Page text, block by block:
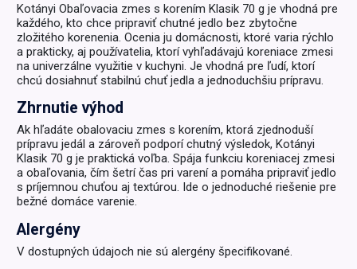
Kotányi Obaľovacia zmes s korením Klasik 70 g je vhodná pre
každého, kto chce pripraviť chutné jedlo bez zbytočne
zložitého korenenia. Ocenia ju domácnosti, ktoré varia rýchlo
a prakticky, aj používatelia, ktorí vyhľadávajú koreniace zmesi
na univerzálne využitie v kuchyni. Je vhodná pre ľudí, ktorí
chcú dosiahnuť stabilnú chuť jedla a jednoduchšiu prípravu.
Zhrnutie výhod
Ak hľadáte obalovaciu zmes s korením, ktorá zjednoduší
prípravu jedál a zároveň podporí chutný výsledok, Kotányi
Klasik 70 g je praktická voľba. Spája funkciu koreniacej zmesi
a obaľovania, čím šetrí čas pri varení a pomáha pripraviť jedlo
s príjemnou chuťou aj textúrou. Ide o jednoduché riešenie pre
bežné domáce varenie.
Alergény
V dostupných údajoch nie sú alergény špecifikované.